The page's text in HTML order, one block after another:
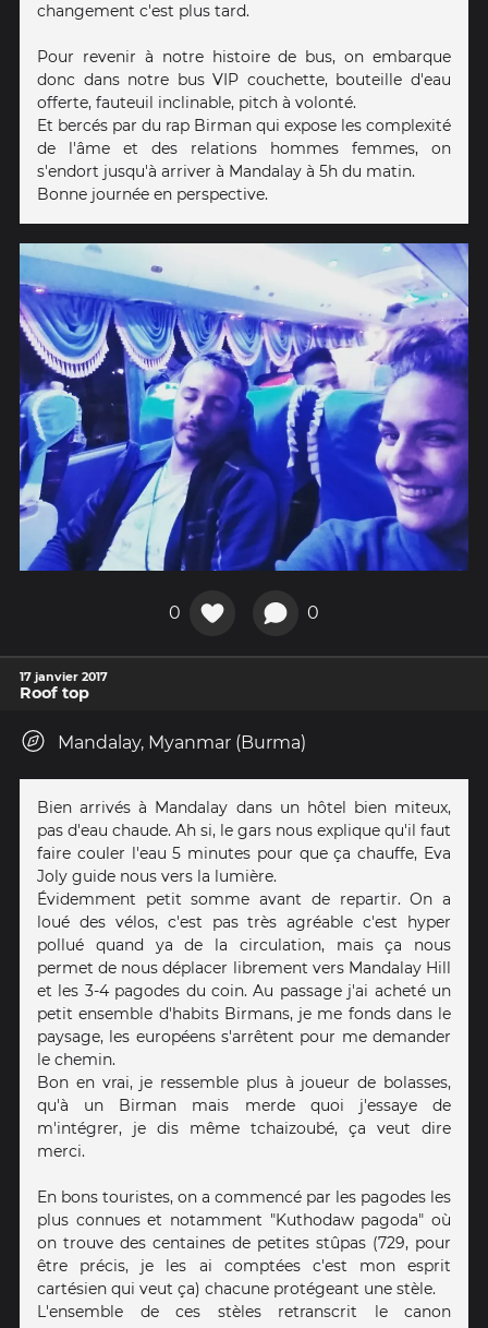
changement c'est plus tard.
Pour revenir à notre histoire de bus, on embarque
donc dans notre bus VIP couchette, bouteille d'eau
offerte, fauteuil inclinable, pitch à volonté.
Et bercés par du rap Birman qui expose les complexité
de l'âme et des relations hommes femmes, on
s'endort jusqu'à arriver à Mandalay à 5h du matin.
Bonne journée en perspective.
0 0
17 janvier 2017
Roof top
Mandalay, Myanmar (Burma)
Bien arrivés à Mandalay dans un hôtel bien miteux,
pas d'eau chaude. Ah si, le gars nous explique qu'il faut
faire couler l'eau 5 minutes pour que ça chauffe, Eva
Joly guide nous vers la lumière.
Évidemment petit somme avant de repartir. On a
loué des vélos, c'est pas très agréable c'est hyper
pollué quand ya de la circulation, mais ça nous
permet de nous déplacer librement vers Mandalay Hill
et les 3-4 pagodes du coin. Au passage j'ai acheté un
petit ensemble d'habits Birmans, je me fonds dans le
paysage, les européens s'arrêtent pour me demander
le chemin.
Bon en vrai, je ressemble plus à joueur de bolasses,
qu'à un Birman mais merde quoi j'essaye de
m'intégrer, je dis même tchaizoubé, ça veut dire
merci.
En bons touristes, on a commencé par les pagodes les
plus connues et notamment "Kuthodaw pagoda" où
on trouve des centaines de petites stûpas (729, pour
être précis, je les ai comptées c'est mon esprit
cartésien qui veut ça) chacune protégeant une stèle.
L'ensemble de ces stèles retranscrit le canon